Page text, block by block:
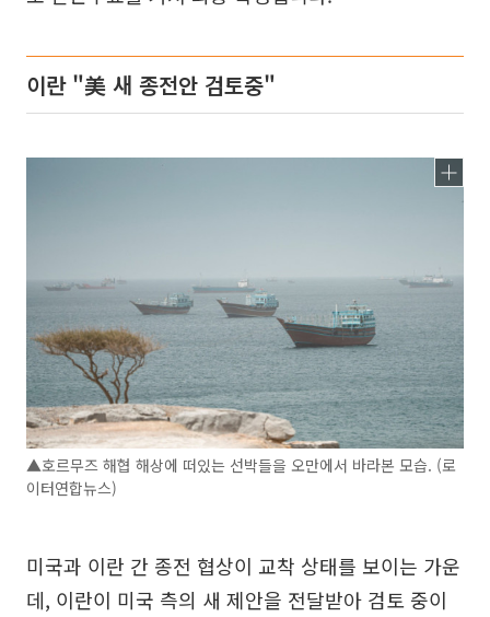
이란 "美 새 종전안 검토중"
▲호르무즈 해협 해상에 떠있는 선박들을 오만에서 바라본 모습. (로
이터연합뉴스)
미국과 이란 간 종전 협상이 교착 상태를 보이는 가운
데, 이란이 미국 측의 새 제안을 전달받아 검토 중이